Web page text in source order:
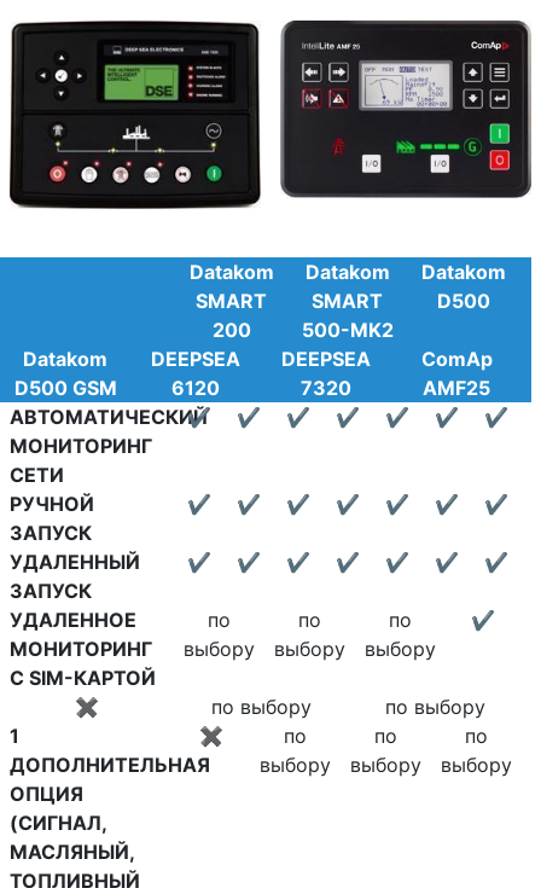
Datakom
SMART
200
Datakom
SMART
500-MK2
Datakom
D500
Datakom
D500 GSM
DEEPSEA
6120
DEEPSEA
7320
ComAp
AMF25
АВТОМАТИЧЕСКИЙ
МОНИТОРИНГ
СЕТИ
✔ ✔ ✔ ✔ ✔ ✔ ✔
РУЧНОЙ
ЗАПУСК
✔ ✔ ✔ ✔ ✔ ✔ ✔
УДАЛЕННЫЙ
ЗАПУСК
✔ ✔ ✔ ✔ ✔ ✔ ✔
УДАЛЕННОЕ
МОНИТОРИНГ
С SIM-КАРТОЙ
по
выбору
по
выбору
по
выбору
✔
✖ по выбору
по выбору
1
ДОПОЛНИТЕЛЬНАЯ
ОПЦИЯ
(СИГНАЛ,
МАСЛЯНЫЙ,
ТОПЛИВНЫЙ
✖
по
выбору
по
выбору
по
выбору